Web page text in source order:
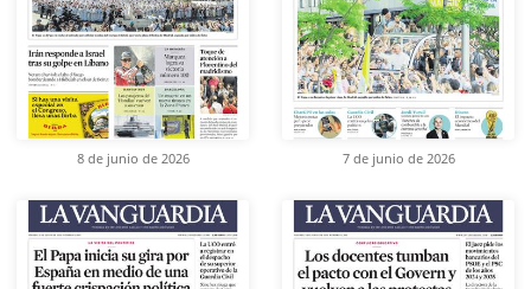
8 de junio de 2026 7 de junio de 2026